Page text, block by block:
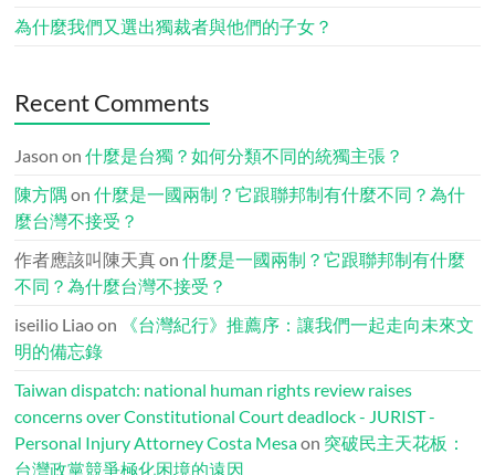
為什麼我們又選出獨裁者與他們的子女？
Recent Comments
Jason on什麼是台獨？如何分類不同的統獨主張？
陳方隅 on什麼是一國兩制？它跟聯邦制有什麼不同？為什
麼台灣不接受？
作者應該叫陳天真 on什麼是一國兩制？它跟聯邦制有什麼
不同？為什麼台灣不接受？
iseilio Liaoon
《台灣紀行》推薦序：讓我們一起走向未來文
明的備忘錄
Taiwan dispatch: national human rights review raises
concerns over Constitutional Court deadlock - JURIST -
Personal Injury Attorney Costa Mesaon 突破民主天花板：
台灣政黨競爭極化困境的遠因